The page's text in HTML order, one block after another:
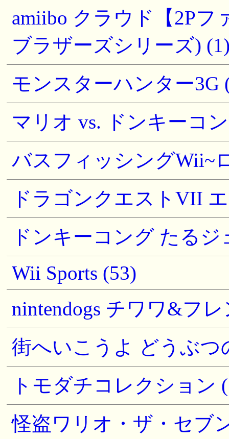
amiibo クラウド【2P
ブラザーズシリーズ)
モンスターハンター3G
マリオ vs. ドンキーコ
バスフィッシングWii~
ドラゴンクエストVII
ドンキーコング たる
Wii Sports (53)
nintendogs チワワ&フ
街へいこうよ どうぶつ
トモダチコレクション
怪盗ワリオ・ザ・セブ